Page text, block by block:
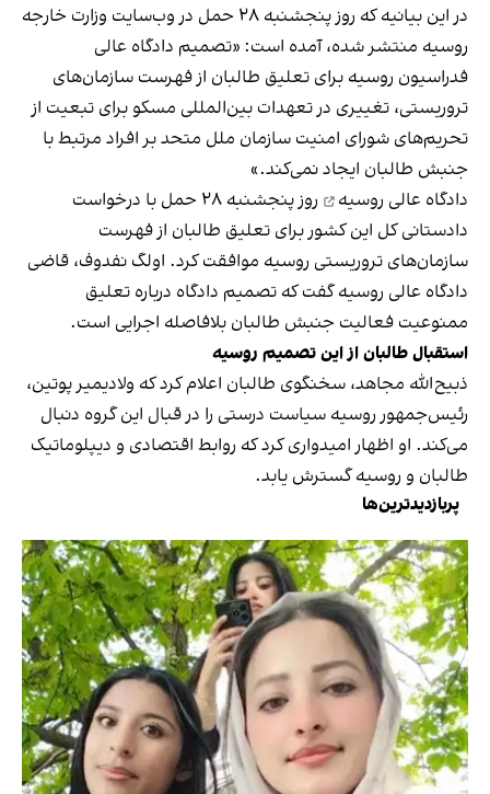
در این بیانیه که روز پنجشنبه ۲۸ حمل در وب‌سایت وزارت خارجه
روسیه منتشر شده، آمده است: «تصمیم دادگاه عالی
فدراسیون روسیه برای تعلیق طالبان از فهرست سازمان‌های
تروریستی، تغییری در تعهدات بین‌المللی مسکو برای تبعیت از
تحریم‌های شورای امنیت سازمان ملل متحد بر افراد مرتبط با
جنبش طالبان ایجاد نمی‌کند.»
دادگاه عالی روسیه
روز پنجشنبه ۲۸ حمل با درخواست
دادستانی کل این کشور برای تعلیق طالبان از فهرست
سازمان‌های تروریستی روسیه موافقت کرد. اولگ نفدوف، قاضی
دادگاه عالی روسیه گفت که تصمیم دادگاه درباره تعلیق
ممنوعیت فعالیت جنبش طالبان بلافاصله اجرایی است.
استقبال طالبان از این تصمیم روسیه
ذبیح‌الله مجاهد، سخنگوی طالبان اعلام کرد که ولادیمیر پوتین،
رئیس‌جمهور روسیه سیاست درستی را در قبال این گروه دنبال
می‌کند. او اظهار امیدواری کرد که روابط اقتصادی و دیپلوماتیک
طالبان و روسیه گسترش یابد.
پربازدیدترین‌ها